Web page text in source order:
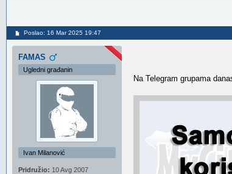
Poslao: 16 Mar 2025 19:47
FAMAS
Ugledni građanin
Ivan Milanović
Pridružio: 10 Avg 2007
Na Telegram grupama